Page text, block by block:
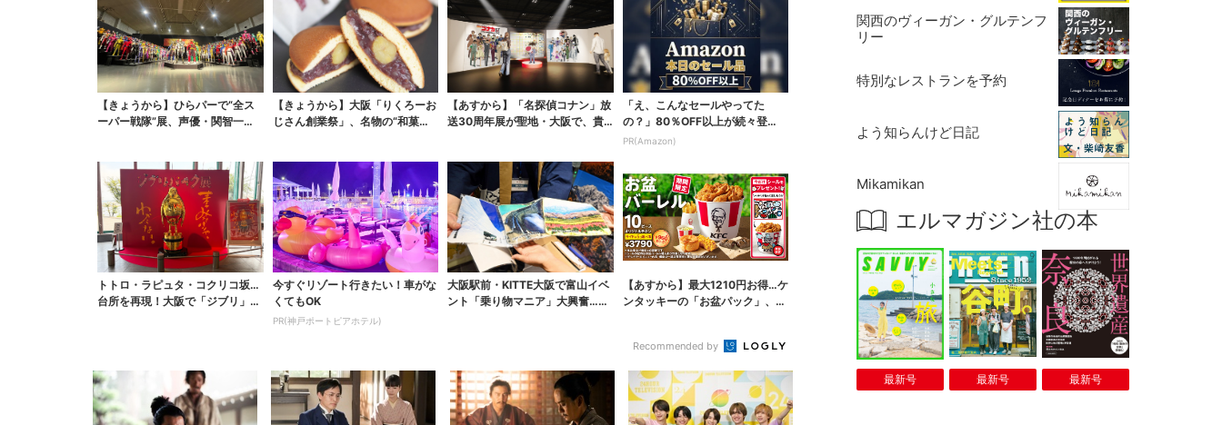
【きょうから】ひらパーで“全ス
ーパー戦隊”展、声優・関智一が
【きょうから】大阪「りくろーお
じさん創業祭」、名物の“和菓
【あすから】「名探偵コナン」放
送30周年展が聖地・大阪で、貴
「え、こんなセールやってた
の？」80％OFF以上が続々登
場！Amazonの本気が...
PR(Amazon)
トトロ・ラピュタ・コクリコ坂…
台所を再現！大阪で「ジブリ」の
今すぐリゾート行きたい！車がな
くてもOK
PR(神戸ポートピアホテル)
大阪駅前・KITTE大阪で富山イベ
ント「乗り物マニア」大興奮…こ
【あすから】最大1210円お得…ケ
ンタッキーの「お盆パック」、2
Recommended by
関西のヴィーガン・グルテンフ
リー
特別なレストランを予約
よう知らんけど日記
Mikamikan
エルマガジン社の本
最新号 最新号 最新号